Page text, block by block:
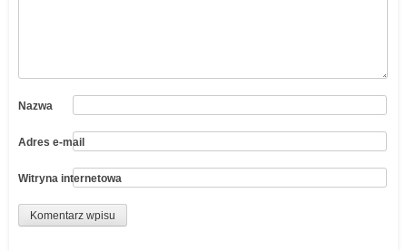
Nazwa
Adres e-mail
Witryna internetowa